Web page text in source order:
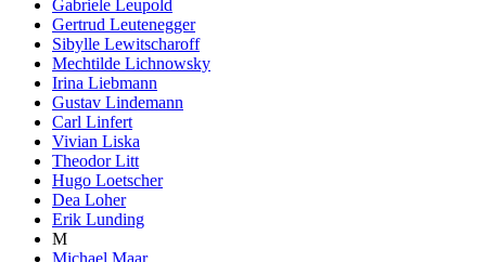
Gabriele Leupold
Gertrud Leutenegger
Sibylle Lewitscharoff
Mechtilde Lichnowsky
Irina Liebmann
Gustav Lindemann
Carl Linfert
Vivian Liska
Theodor Litt
Hugo Loetscher
Dea Loher
Erik Lunding
M
Michael Maar